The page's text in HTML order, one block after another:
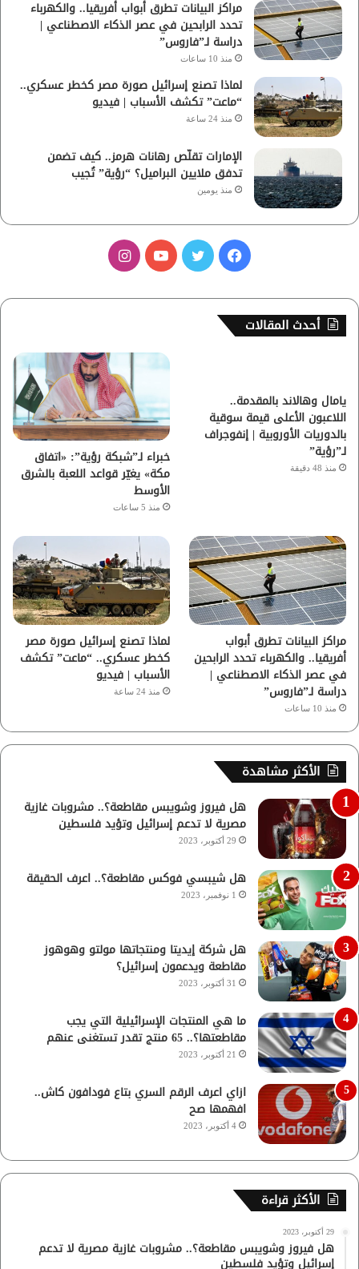
مراكز البيانات تطرق أبواب أفريقيا.. والكهرباء
تحدد الرابحين في عصر الذكاء الاصطناعي |
دراسة لـ”فاروس”
منذ 10 ساعات
لماذا تصنع إسرائيل صورة مصر كخطر عسكري..
“ماعت” تكشف الأسباب | فيديو
منذ 24 ساعة
الإمارات تقلّص رهانات هرمز.. كيف تضمن
تدفق ملايين البراميل؟ “رؤية” تُجيب
منذ يومين
س
ك
ي
ب
ت
ق
ر
ا
م
أحدث المقالات
يامال وهالاند بالمقدمة..
اللاعبون الأعلى قيمة سوقية
بالدوريات الأوروبية | إنفوجراف
لـ”رؤية”
منذ 48 دقيقة خبراء لـ”شبكة رؤية”: «اتفاق
مكة» يغيّر قواعد اللعبة بالشرق
الأوسط
منذ 5 ساعات
مراكز البيانات تطرق أبواب
أفريقيا.. والكهرباء تحدد الرابحين
في عصر الذكاء الاصطناعي |
دراسة لـ”فاروس”
منذ 10 ساعات
لماذا تصنع إسرائيل صورة مصر
كخطر عسكري.. “ماعت” تكشف
الأسباب | فيديو
منذ 24 ساعة
الأكثر مشاهدة
هل فيروز وشويبس مقاطعة؟.. مشروبات غازية
مصرية لا تدعم إسرائيل وتؤيد فلسطين
29 أكتوبر، 2023
هل شيبسي فوكس مقاطعة؟.. اعرف الحقيقة
1 نوفمبر، 2023
هل شركة إيديتا ومنتجاتها مولتو وهوهوز
مقاطعة ويدعمون إسرائيل؟
31 أكتوبر، 2023
ما هي المنتجات الإسرائيلية التي يجب
مقاطعتها؟.. 65 منتج تقدر تستغنى عنهم
21 أكتوبر، 2023
ازاي اعرف الرقم السري بتاع فودافون كاش..
افهمها صح
4 أكتوبر، 2023
الأكثر قراءة
29 أكتوبر، 2023
هل فيروز وشويبس مقاطعة؟.. مشروبات غازية مصرية لا تدعم
إسرائيل وتؤيد فلسطين